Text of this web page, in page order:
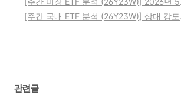
LP-2 딜 강력 상승 지속, 배터리·EV는 조정
면
마지막 주 : 반도체·탱커 해운·2차전지·그린
[주간 국내 ETF 분석 (26Y23W)] 상대 강도
관련글